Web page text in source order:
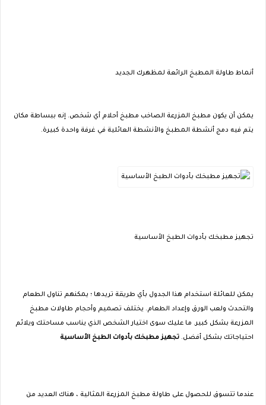
أنماط طاولة المطبخ الرائعة لمظهرك الجديد
يمكن أن يكون مطبخ المزرعة الصاخب مطبخ أحلام أي شخص. إنه ببساطة مكان
يتم فيه دمج أنشطة المطبخ والأنشطة العائلية في غرفة واحدة كبيرة.
تجهيز مطبخك بأدوات الطبخ الأساسية
يمكن للعائلة استخدام هذا الجدول بأي طريقة تريدها ؛ يمكنهم تناول الطعام
والتحدث ولعب الورق وإعداد الطعام. يختلف تصميم وأحجام طاولات مطبخ
المزرعة بشكل كبير. ما عليك سوى اختيار الشخص الذي يناسب مساحتك ويلائم
احتياجاتك بشكل أفضل.تجهيز مطبخك بأدوات الطبخ الأساسية
عندما تتسوق للحصول على طاولة مطبخ المزرعة المثالية ، هناك العديد من